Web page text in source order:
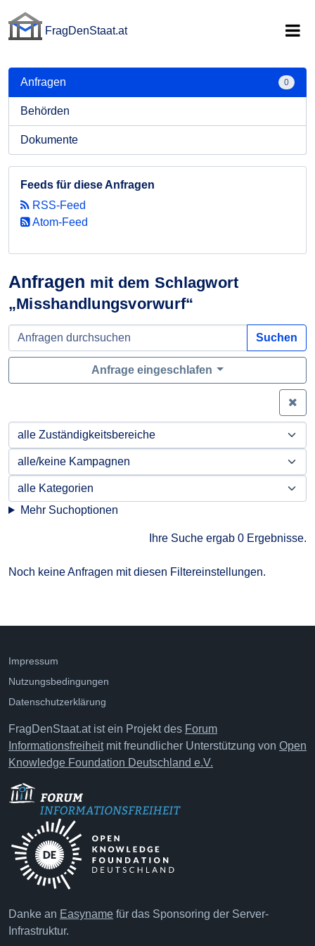
FragDenStaat.at
Anfragen mit dem Schlagwort
„Misshandlungsvorwurf“
Suchen
Anfrage eingeschlafen
Mehr Suchoptionen
Ihre Suche ergab 0 Ergebnisse.
Noch keine Anfragen mit diesen Filtereinstellungen.
Anfragen 0
Behörden
Dokumente
Feeds für diese Anfragen
RSS-Feed
Atom-Feed
Impressum
Nutzungsbedingungen
Datenschutzerklärung
FragDenStaat.at ist ein Projekt des Forum
Informationsfreiheitmit freundlicher Unterstützung von Open
Knowledge Foundation Deutschland e.V.
Danke an Easyname für das Sponsoring der Server-
Infrastruktur.